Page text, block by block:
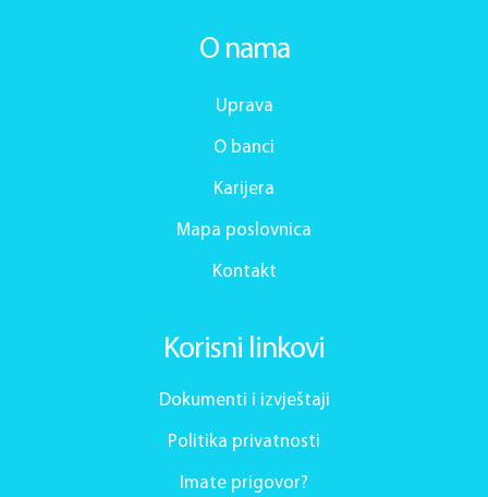
O nama
Uprava
O banci
Karijera
Mapa poslovnica
Kontakt
Korisni linkovi
Dokumenti i izvještaji
Politika privatnosti
Imate prigovor?